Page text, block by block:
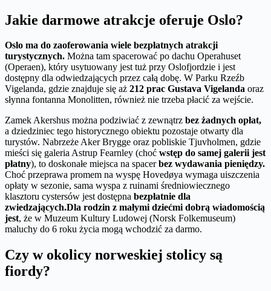
Jakie darmowe atrakcje oferuje Oslo?
Oslo ma do zaoferowania wiele bezpłatnych atrakcji
turystycznych. Można tam spacerować po dachu Operahuset
(Operaen), który usytuowany jest tuż przy Oslofjordzie i jest
dostępny dla odwiedzających przez całą dobę. W Parku Rzeźb
Vigelanda, gdzie znajduje się aż 212 prac Gustava Vigelanda oraz
słynna fontanna Monolitten, również nie trzeba płacić za wejście.
Zamek Akershus można podziwiać z zewnątrz bez żadnych opłat,
a dziedziniec tego historycznego obiektu pozostaje otwarty dla
turystów. Nabrzeże Aker Brygge oraz pobliskie Tjuvholmen, gdzie
mieści się galeria Astrup Fearnley (choć wstęp do samej galerii jest
płatny), to doskonałe miejsca na spacerbez wydawania pieniędzy.
Choć przeprawa promem na wyspę Hovedøya wymaga uiszczenia
opłaty w sezonie, sama wyspa z ruinami średniowiecznego
klasztoru cystersów jest dostępna bezpłatnie dla
zwiedzających.Dla rodzin z małymi dziećmi dobrą wiadomością
jest, że w Muzeum Kultury Ludowej (Norsk Folkemuseum)
maluchy do 6 roku życia mogą wchodzić za darmo.
Czy w okolicy norweskiej stolicy są
fiordy?